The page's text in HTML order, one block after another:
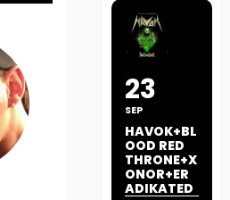
23
SEP
HAVOK+BL
OOD RED
THRONE+X
ONOR+ER
ADIKATED